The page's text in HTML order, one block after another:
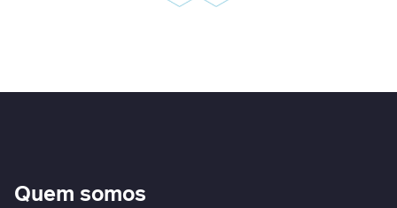
Quem somos